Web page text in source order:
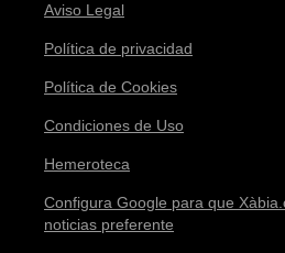
Aviso Legal
Política de privacidad
Política de Cookies
Condiciones de Uso
Hemeroteca
Configura Google para que
noticias preferente